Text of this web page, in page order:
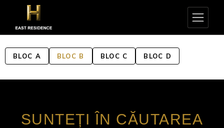
BLOC A BLOC B BLOC C BLOC D
SUNTEȚI ÎN CĂUTAREA